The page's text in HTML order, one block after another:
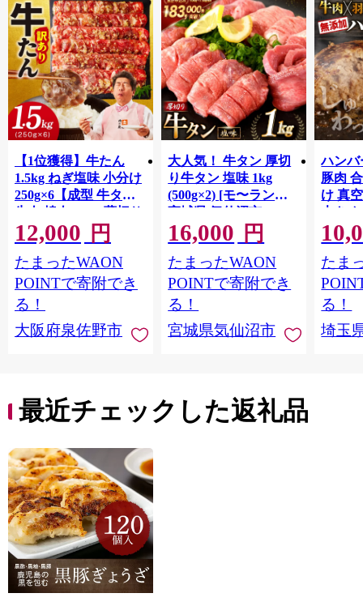
【1位獲得】牛たん
1.5kg ねぎ塩味 小分け
250g×6【成型 牛タン
牛肉 焼肉 BBQ 薄切り
ぎゅうたん スライス
訳あり サイズ不揃
い】 G4721
12,000 円
たまったWAON
POINTで寄附でき
る！
大阪府泉佐野市
大人気！ 牛タン 厚切
り牛タン 塩味 1kg
(500g×2) [モ〜ランド
宮城県 気仙沼市
20564660] 肉 牛肉 精肉
牛たん 牛タン塩 牛た
ん塩 冷凍 焼肉 BBQ ア
ウトドア バーベキュ
ー 厚切り タン
16,000 円
たまったWAON
POINTで寄附でき
る！
宮城県気仙沼市
ハンバ
豚肉
け 真
大き
保存
淡路島
ポーク
き肉
ず 惣
まみ
んのお
たま
る！
埼玉
最近チェックした返礼品